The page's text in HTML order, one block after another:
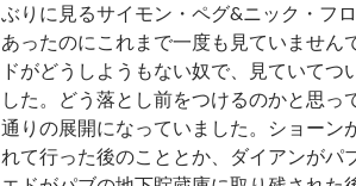
ぶりに見るサイモン・ペグ&ニック・フ
あったのにこれまで一度も見ていません
ドがどうしようもない奴で、見ていて
した。どう落とし前をつけるのかと思っ
通りの展開になっていました。ショーン
れて行った後のこととか、ダイアンがパ